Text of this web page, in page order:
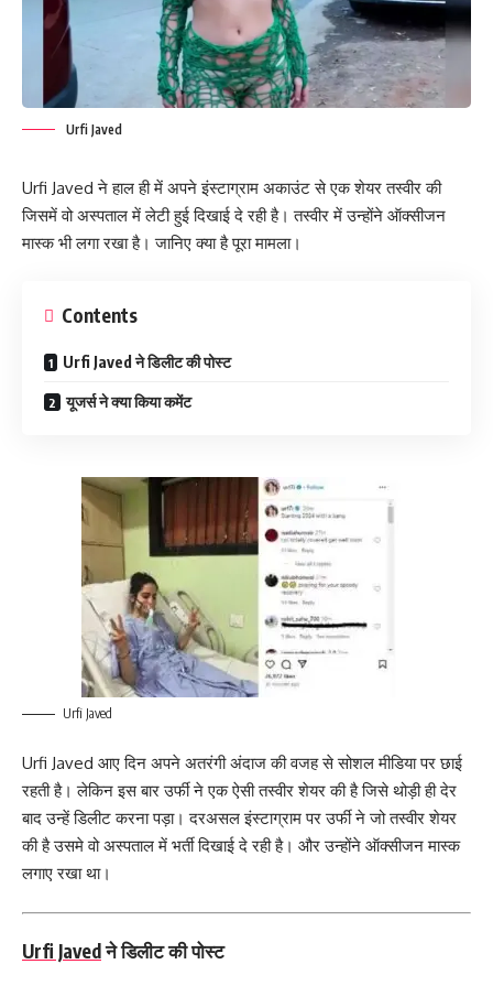
Urfi Javed
Urfi Javed ने हाल ही में अपने इंस्टाग्राम अकाउंट से एक शेयर तस्वीर की
जिसमें वो अस्पताल में लेटी हुई दिखाई दे रही है। तस्वीर में उन्होंने ऑक्सीजन
मास्क भी लगा रखा है। जानिए क्या है पूरा मामला।
Contents
Urfi Javed ने डिलीट की पोस्ट
यूजर्स ने क्या किया कमेंट
Urfi Javed
Urfi Javed आए दिन अपने अतरंगी अंदाज की वजह से सोशल मीडिया पर छाई
रहती है। लेकिन इस बार उर्फी ने एक ऐसी तस्वीर शेयर की है जिसे थोड़ी ही देर
बाद उन्हें डिलीट करना पड़ा। दरअसल इंस्टाग्राम पर उर्फी ने जो तस्वीर शेयर
की है उसमे वो अस्पताल में भर्ती दिखाई दे रही है। और उन्होंने ऑक्सीजन मास्क
लगाए रखा था।
Urfi Javedने डिलीट की पोस्ट